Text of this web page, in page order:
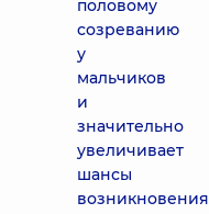
половому
созреванию
у
мальчиков
и
значительно
увеличивает
шансы
возникновения